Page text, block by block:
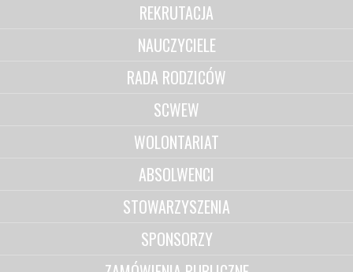
REKRUTACJA
NAUCZYCIELE
RADA RODZICÓW
SCWEW
WOLONTARIAT
ABSOLWENCI
STOWARZYSZENIA
SPONSORZY